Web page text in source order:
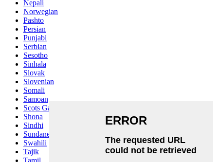
Nepali
Norwegian
Pashto
Persian
Punjabi
Serbian
Sesotho
Sinhala
Slovak
Slovenian
Somali
Samoan
Scots Gaelic
Shona
Sindhi
Sundanese
Swahili
Tajik
Tamil